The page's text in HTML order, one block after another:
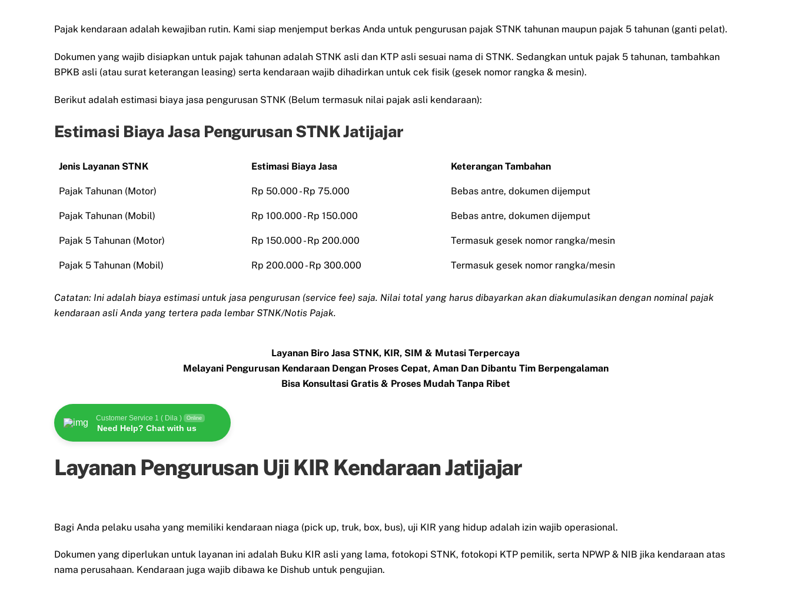
Pajak kendaraan adalah kewajiban rutin. Kami siap menjemput berkas Anda untuk pengurusan pajak STNK tahunan maupun pajak 5 tahunan (ganti pelat).
Dokumen yang wajib disiapkan untuk pajak tahunan adalah STNK asli dan KTP asli sesuai nama di STNK. Sedangkan untuk pajak 5 tahunan, tambahkan
BPKB asli (atau surat keterangan leasing) serta kendaraan wajib dihadirkan untuk cek fisik (gesek nomor rangka & mesin).
Berikut adalah estimasi biaya jasa pengurusan STNK (Belum termasuk nilai pajak asli kendaraan):
Estimasi Biaya Jasa Pengurusan STNK Jatijajar
Jenis Layanan STNK Estimasi Biaya Jasa Keterangan Tambahan
Pajak Tahunan (Motor) Rp 50.000 - Rp 75.000 Bebas antre, dokumen dijemput
Pajak Tahunan (Mobil) Rp 100.000 - Rp 150.000 Bebas antre, dokumen dijemput
Pajak 5 Tahunan (Motor) Rp 150.000 - Rp 200.000 Termasuk gesek nomor rangka/mesin
Pajak 5 Tahunan (Mobil) Rp 200.000 - Rp 300.000 Termasuk gesek nomor rangka/mesin
Catatan: Ini adalah biaya estimasi untuk jasa pengurusan (service fee) saja. Nilai total yang harus dibayarkan akan diakumulasikan dengan nominal pajak
kendaraan asli Anda yang tertera pada lembar STNK/Notis Pajak.
Layanan Biro Jasa STNK, KIR, SIM & Mutasi Terpercaya
Melayani Pengurusan Kendaraan Dengan Proses Cepat, Aman Dan Dibantu Tim Berpengalaman
Bisa Konsultasi Gratis & Proses Mudah Tanpa Ribet
Customer Service 1 ( Dila ) Online
Need Help? Chat with us
Layanan Pengurusan Uji KIR Kendaraan Jatijajar
Bagi Anda pelaku usaha yang memiliki kendaraan niaga (pick up, truk, box, bus), uji KIR yang hidup adalah izin wajib operasional.
Dokumen yang diperlukan untuk layanan ini adalah Buku KIR asli yang lama, fotokopi STNK, fotokopi KTP pemilik, serta NPWP & NIB jika kendaraan atas
nama perusahaan. Kendaraan juga wajib dibawa ke Dishub untuk pengujian.